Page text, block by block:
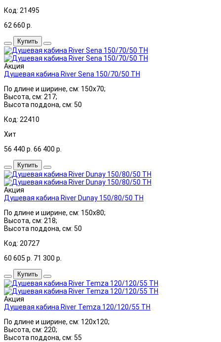
Код: 21495
62 660 р.
Купить
Акция
Душевая кабина River Sena 150/70/50 ТН
По длине и ширине, см: 150x70;
Высота, см: 217;
Высота поддона, см: 50
Код: 22410
Хит
56 440 р. 66 400 р.
Купить
Акция
Душевая кабина River Dunay 150/80/50 ТН
По длине и ширине, см: 150x80;
Высота, см: 218;
Высота поддона, см: 50
Код: 20727
60 605 р. 71 300 р.
Купить
Акция
Душевая кабина River Temza 120/120/55 ТН
По длине и ширине, см: 120x120;
Высота, см: 220;
Высота поддона, см: 55